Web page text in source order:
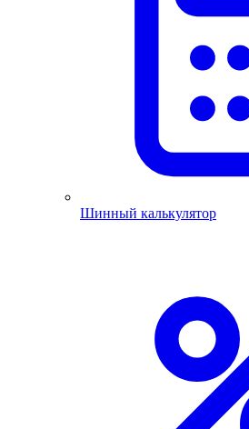
Шинный калькулятор